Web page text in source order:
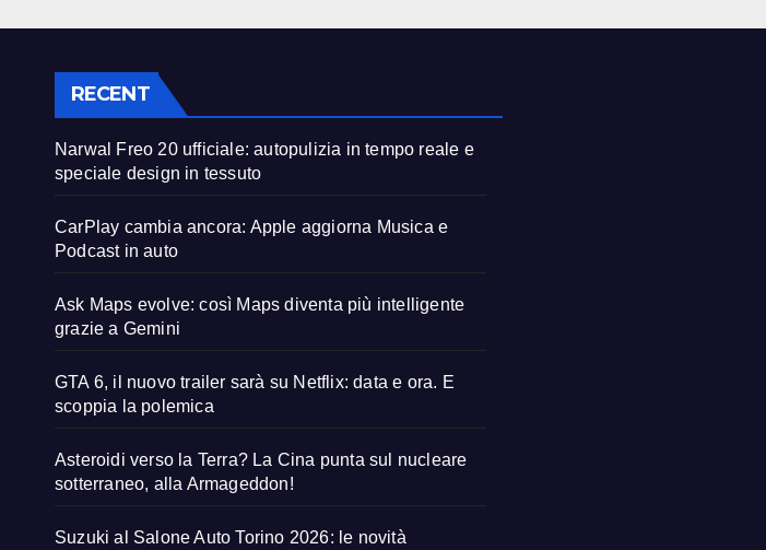
RECENT
Narwal Freo 20 ufficiale: autopulizia in tempo reale e
speciale design in tessuto
CarPlay cambia ancora: Apple aggiorna Musica e
Podcast in auto
Ask Maps evolve: così Maps diventa più intelligente
grazie a Gemini
GTA 6, il nuovo trailer sarà su Netflix: data e ora. E
scoppia la polemica
Asteroidi verso la Terra? La Cina punta sul nucleare
sotterraneo, alla Armageddon!
Suzuki al Salone Auto Torino 2026: le novità